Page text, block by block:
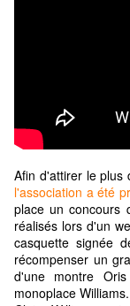
Afin d'attirer le plus
l'association a été
place un concours
réalisés lors d'un
casquette signée
récompenser un
d'une montre
monoplace Williams.